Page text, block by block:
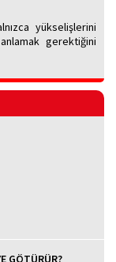
yükselişlerini
gerektiğini
GÖTÜRÜR?